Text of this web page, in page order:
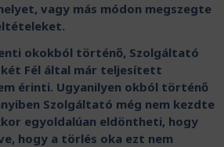
vagy más módon megszegte
okokból történő, Szolgáltató
Fél által már teljesített
érinti. Ugyanilyen okból történő
Szolgáltató még nem kezdte
egyoldalúan eldöntheti, hogy
hogy a törlés oka ezt nem